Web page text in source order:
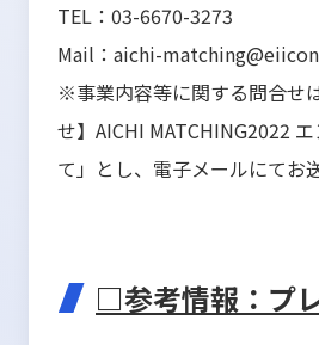
TEL：03-6670-3273
Mail：aichi-
※事業内容等に関する問合せ
せ】AICHI MATCHING2022
て」とし、電子メールにてお
□参考情報：プ